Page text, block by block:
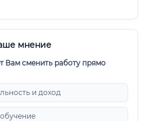
мнение
Вам сменить работу прямо
и доход